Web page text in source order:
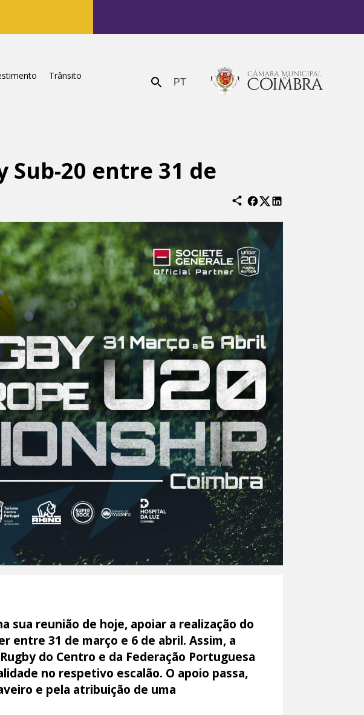
Trânsito
Enviar PT
Sub-20 entre 31 de
sua reunião de hoje, apoiar a realização do
entre 31 de março e 6 de abril. Assim, a
do Centro e da Federação Portuguesa
no respetivo escalão. O apoio passa,
e pela atribuição de uma